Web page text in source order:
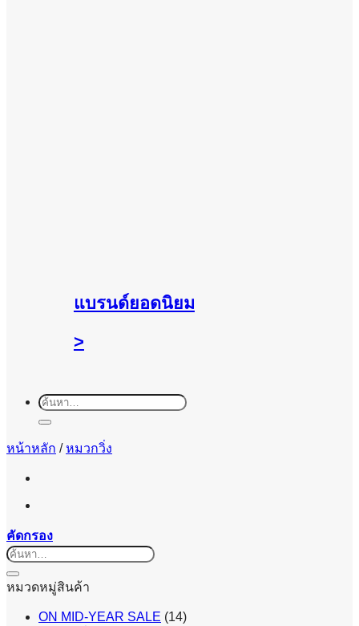
แบรนด์ยอดนิยม
>
ค้นหา:
หน้าหลัก / หมวกวิ่ง
คัดกรอง
ค้นหา:
หมวดหมู่สินค้า
ON MID-YEAR SALE (14)